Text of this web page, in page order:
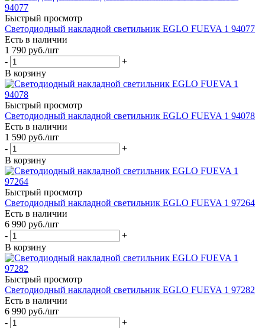
Быстрый просмотр
Светодиодный накладной светильник EGLO FUEVA 1 94077
Есть в наличии
1 790 руб./шт
-
+
В корзину
Быстрый просмотр
Светодиодный накладной светильник EGLO FUEVA 1 94078
Есть в наличии
1 590 руб./шт
-
+
В корзину
Быстрый просмотр
Светодиодный накладной светильник EGLO FUEVA 1 97264
Есть в наличии
6 990 руб./шт
-
+
В корзину
Быстрый просмотр
Светодиодный накладной светильник EGLO FUEVA 1 97282
Есть в наличии
6 990 руб./шт
-
+